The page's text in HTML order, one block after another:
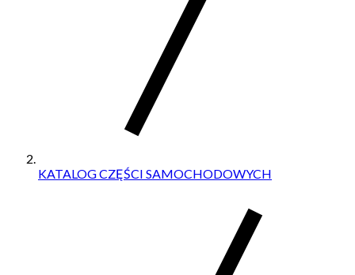
KATALOG CZĘŚCI SAMOCHODOWYCH